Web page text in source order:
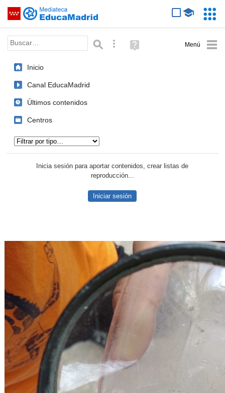
Saltar navegación
Palabra o frase: Búsqueda avanzada
Ayuda
(en
Inicio
Canal EducaMadrid
Últimos contenidos
Centros
Inicia sesión para aportar contenidos, crear listas de
reproducción...
Iniciar sesión